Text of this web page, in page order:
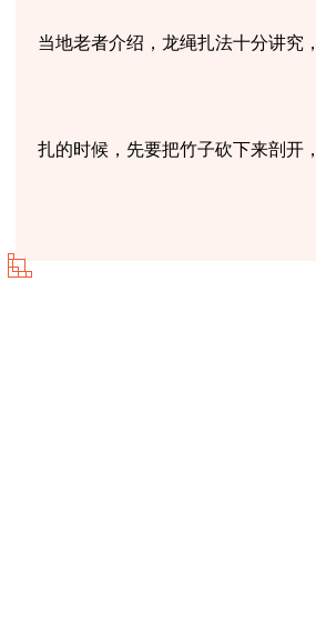
当地老者介绍，龙绳扎法十分讲究
扎的时候，先要把竹子砍下来剖开